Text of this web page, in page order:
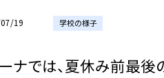
19 学校の様子
ーナでは、夏休み前最